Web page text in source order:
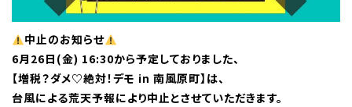
中止のお知らせ
6月26日(金) 16:30から予定しておりました、
【増税？ダメ♡絶対！デモ in 南風原町】は、
台風による荒天予報により中止とさせていただきます。